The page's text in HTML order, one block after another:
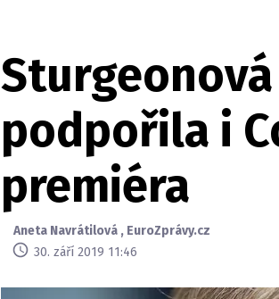
podpořila i
premiéra
Aneta Navrátilová , EuroZprávy.cz
30. září 2019 11:46